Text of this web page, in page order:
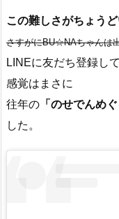
この難しさがちょうど
さすがにBU☆NAちゃんは
LINEに友だち登録し
感覚はまさに
往年の 「のせでんめ
した。